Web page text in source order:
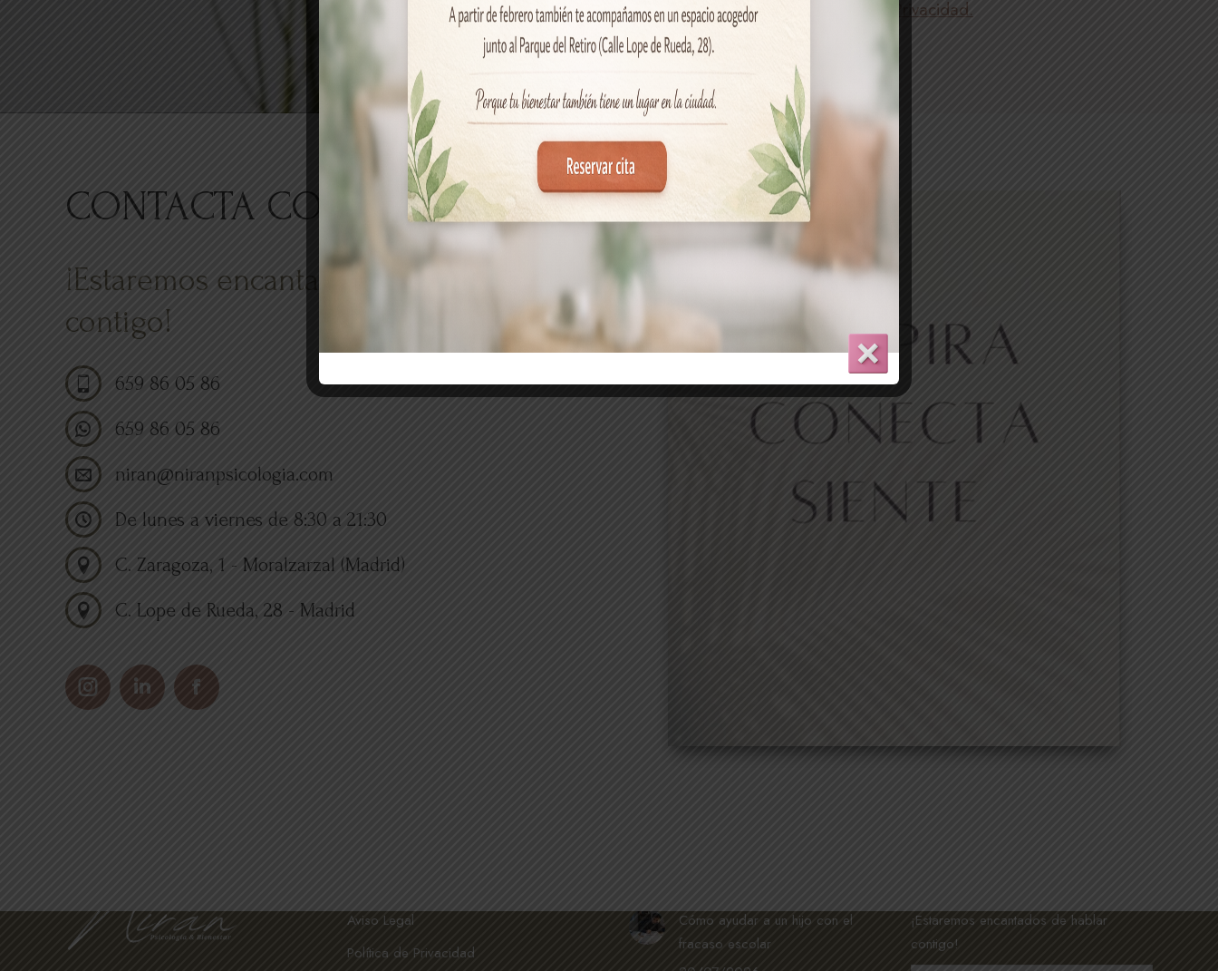
Legal
Política de Privacidad.
CONTACTA CON NOSOTROS
¡Estaremos encantados de hablar
contigo!
659 86 05 86
659 86 05 86
niran@niranpsicologia.com
De lunes a viernes de 8:30 a 21:30
C. Zaragoza, 1 - Moralzarzal (Madrid)
C. Lope de Rueda, 28 - Madrid
InstagramLinkedinFacebook
Aviso Legal
Política de Privacidad
Cómo ayudar a un hijo con el
fracaso escolar
¡Estaremos encantados de hablar
contigo!